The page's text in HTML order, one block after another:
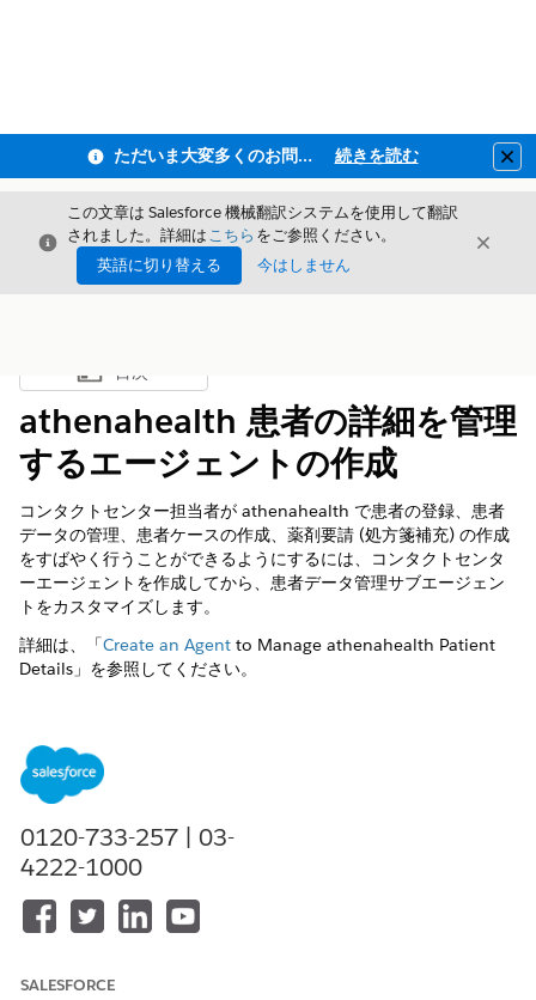
ただいま大変多くのお問い合わせをいただいており、ご連絡までにお時間を頂戴しております 続きを読む
閉じる
この文章は Salesforce 機械翻訳システムを使用して翻訳
されました。詳細はこちら をご参照ください。
英語に切り替える
今はしません
閉じる
目次を表示
目次
athenahealth 患者の詳細を管理
するエージェントの作成
コンタクトセンター担当者が athenahealth で患者の登録、患者
データの管理、患者ケースの作成、薬剤要請 (処方箋補充) の作成
をすばやく行うことができるようにするには、コンタクトセンタ
ーエージェントを作成してから、患者データ管理サブエージェン
トをカスタマイズします。
詳細は、「Create an Agent to Manage athenahealth Patient
Details」を参照してください。
サブエージェント: Patient Data Management (患者データ管
理)
標準トピックの編集
外部ログイン情報の有効化
汎用 FHIR クライアントを使用したリアルタイムの EMR イン
テグレーション
0120-733-257 | 03-
4222-1000
SALESFORCE